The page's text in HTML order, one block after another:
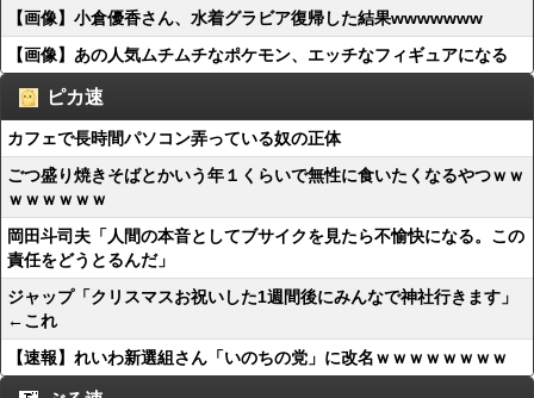
【画像】小倉優香さん、水着グラビア復帰した結果wwwwwww
【画像】あの人気ムチムチなポケモン、エッチなフィギュアになる
ピカ速
カフェで長時間パソコン弄っている奴の正体
ごつ盛り焼きそばとかいう年１くらいで無性に食いたくなるやつｗｗ
ｗｗｗｗｗｗ
岡田斗司夫「人間の本音としてブサイクを見たら不愉快になる。この
責任をどうとるんだ」
ジャップ「クリスマスお祝いした1週間後にみんなで神社行きます」
←これ
【速報】れいわ新選組さん「いのちの党」に改名ｗｗｗｗｗｗｗｗ